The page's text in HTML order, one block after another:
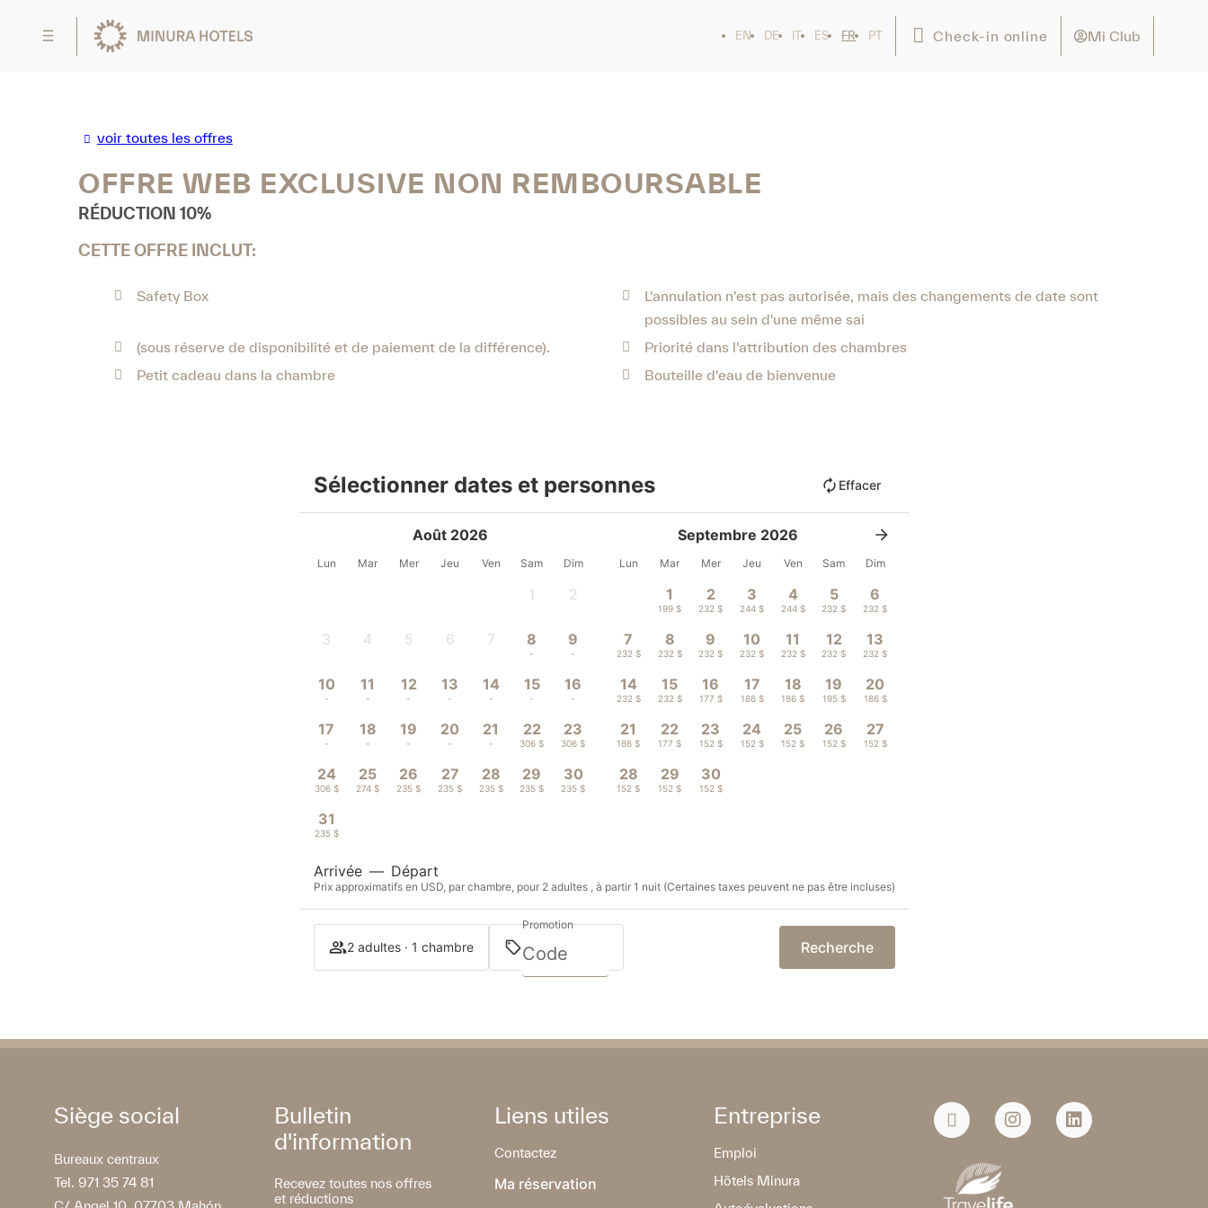
EN DE IT ES FR PT Check-in online Mi Club
voir toutes les offres
OFFRE WEB EXCLUSIVE NON REMBOURSABLE
​​RÉDUCTION 10%
CETTE OFFRE INCLUT:
Safety Box
L'annulation n'est pas autorisée, mais des changements de date sont
possibles au sein d'une même sai
(sous réserve de disponibilité et de paiement de la différence).
Priorité dans l'attribution des chambres
Petit cadeau dans la chambre
Bouteille d'eau de bienvenue
Sélectionner dates et personnes Effacer
Août 2026
Lun Mar Mer Jeu Ven Sam Dim
1 2
3 4 5 6 7 8
-
9
-
10
-
11
-
12
-
13
-
14
-
15
-
16
-
17
-
18
-
19
-
20
-
21
-
22
306 $
23
306 $
24
306 $
25
274 $
26
235 $
27
235 $
28
235 $
29
235 $
30
235 $
31
235 $
Septembre 2026
Lun Mar Mer Jeu Ven Sam Dim
1
199 $
2
232 $
3
244 $
4
244 $
5
232 $
6
232 $
7
232 $
8
232 $
9
232 $
10
232 $
11
232 $
12
232 $
13
232 $
14
232 $
15
232 $
16
177 $
17
186 $
18
186 $
19
195 $
20
186 $
21
186 $
22
177 $
23
152 $
24
152 $
25
152 $
26
152 $
27
152 $
28
152 $
29
152 $
30
152 $
Arrivée — Départ
Prix approximatifs en USD, par chambre, pour 2 adultes , à partir 1 nuit (Certaines taxes peuvent ne pas être incluses)
2 adultes · 1 chambre
Promotion
Recherche
Siège social
Bureaux centraux
Tel. 971 35 74 81
Bulletin
d'information
Recevez toutes nos offres
et réductions
Liens utiles
Contactez
Ma réservation
Entreprise
Emploi
Hôtels Minura